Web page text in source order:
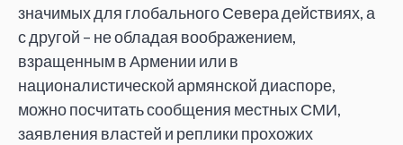
значимых для глобального Севера действиях, а
с другой – не обладая воображением,
взращенным в Армении или в
националистической армянской диаспоре,
можно посчитать сообщения местных СМИ,
заявления властей и реплики прохожих